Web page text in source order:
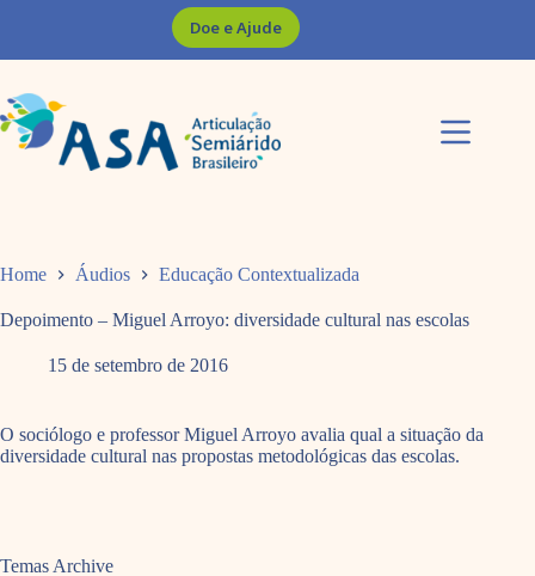
Doe e Ajude
Home Áudios Educação Contextualizada
Depoimento – Miguel Arroyo: diversidade cultural nas escolas
15 de setembro de 2016
O sociólogo e professor Miguel Arroyo avalia qual a situação da
diversidade cultural nas propostas metodológicas das escolas.
Temas Archive